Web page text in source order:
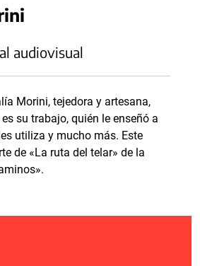
audiovisual
Morini, tejedora y artesana,
su trabajo, quién le enseñó a
utiliza y mucho más. Este
de «La ruta del telar» de la